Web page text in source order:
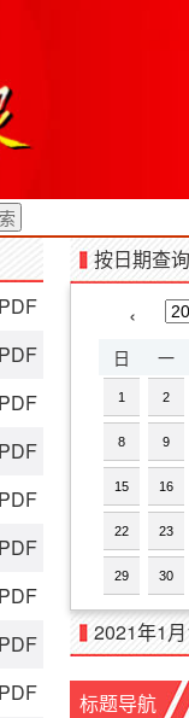
PDF
PDF
PDF
PDF
PDF
PDF
PDF
PDF
PDF
按日期查询
‹
日 一
1 2
8 9
15 16
22 23
29 30
2021年1
标题导航